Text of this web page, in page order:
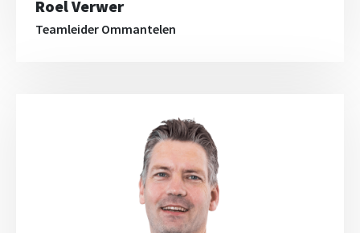
Roel Verwer
Teamleider Ommantelen